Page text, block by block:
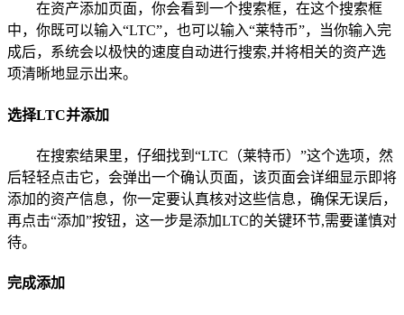
在资产添加页面，你会看到一个搜索框，在这个搜索框
中，你既可以输入“LTC”，也可以输入“莱特币”，当你输入完
成后，系统会以极快的速度自动进行搜索,并将相关的资产选
项清晰地显示出来。
选择LTC并添加
在搜索结果里，仔细找到“LTC（莱特币）”这个选项，然
后轻轻点击它，会弹出一个确认页面，该页面会详细显示即将
添加的资产信息，你一定要认真核对这些信息，确保无误后，
再点击“添加”按钮，这一步是添加LTC的关键环节,需要谨慎对
待。
完成添加